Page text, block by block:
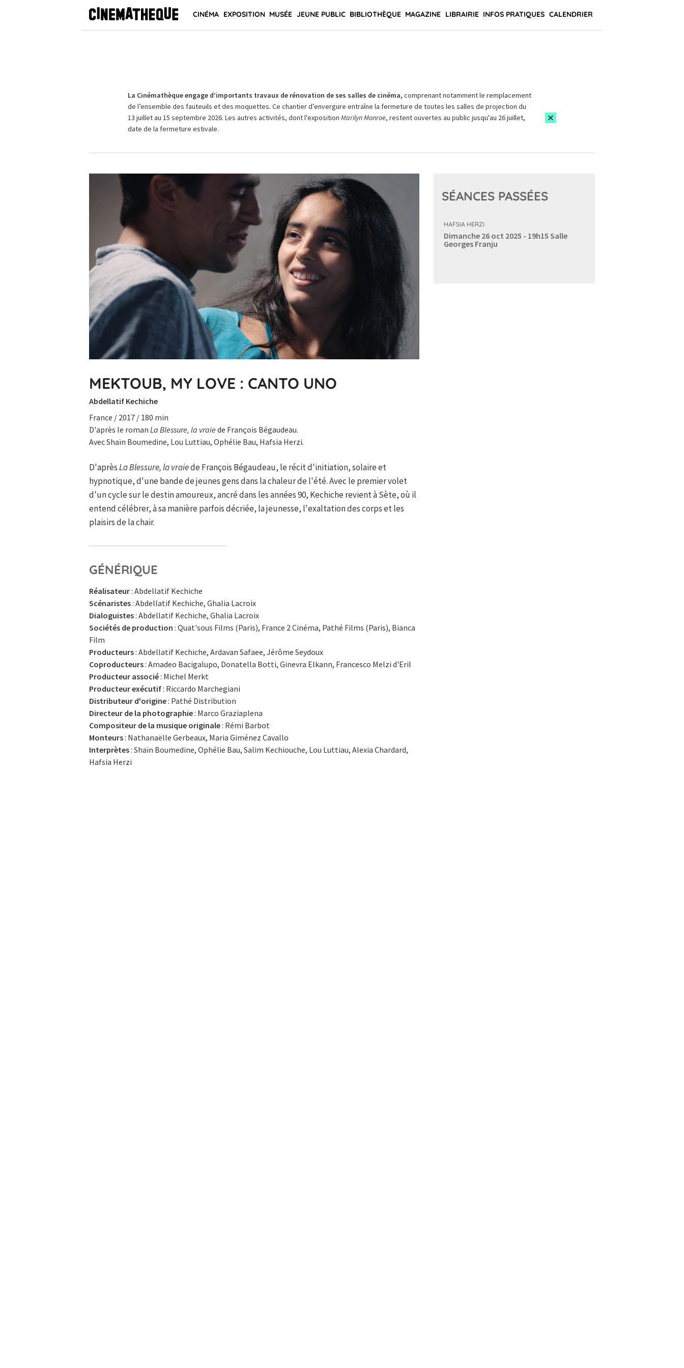
CINÉMA EXPOSITION MUSÉE JEUNE PUBLIC BIBLIOTHÈQUE MAGAZINE LIBRAIRIE INFOS PRATIQUES CALENDRIER
La Cinémathèque engage d’importants travaux de rénovation de ses salles de cinéma, comprenant notamment le remplacement
de l’ensemble des fauteuils et des moquettes. Ce chantier d’envergure entraîne la fermeture de toutes les salles de projection du
13 juillet au 15 septembre 2026. Les autres activités, dont l'exposition Marilyn Monroe, restent ouvertes au public jusqu'au 26 juillet,
date de la fermeture estivale.
MEKTOUB, MY LOVE : CANTO UNO
Abdellatif Kechiche
France / 2017 / 180 min
D'après le roman La Blessure, la vraie de François Bégaudeau.
Avec Shaïn Boumedine, Lou Luttiau, Ophélie Bau, Hafsia Herzi.
D'aprèsLa Blessure, la vraiede François Bégaudeau, le récit d'initiation, solaire et
hypnotique, d'une bande de jeunes gens dans la chaleur de l'été. Avec le premier volet
d'un cycle sur le destin amoureux, ancré dans les années 90, Kechiche revient à Sète, où il
entend célébrer, à sa manière parfois décriée, la jeunesse, l'exaltation des corps et les
plaisirs de la chair.
GÉNÉRIQUE
Réalisateur: Abdellatif Kechiche
Scénaristes: Abdellatif Kechiche, Ghalia Lacroix
Dialoguistes: Abdellatif Kechiche, Ghalia Lacroix
Sociétés de production : Quat'sous Films (Paris), France 2 Cinéma, Pathé Films (Paris), Bianca
Film
Producteurs: Abdellatif Kechiche, Ardavan Safaee, Jérôme Seydoux
Coproducteurs: Amadeo Bacigalupo, Donatella Botti, Ginevra Elkann, Francesco Melzi d'Eril
Producteur associé: Michel Merkt
Producteur exécutif: Riccardo Marchegiani
Distributeur d'origine: Pathé Distribution
Directeur de la photographie: Marco Graziaplena
Compositeur de la musique originale: Rémi Barbot
Monteurs: Nathanaëlle Gerbeaux, Maria Giménez Cavallo
Interprètes: Shaïn Boumedine, Ophélie Bau, Salim Kechiouche, Lou Luttiau, Alexia Chardard,
Hafsia Herzi
SÉANCES PASSÉES
HAFSIA HERZI
Dimanche 26 oct 2025 - 19h15 Salle
Georges Franju